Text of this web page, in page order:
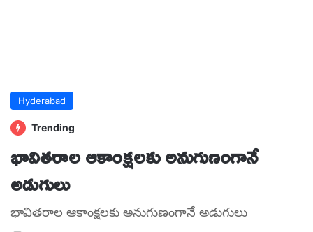
Hyderabad
Trending
భావితరాల ఆకాంక్షలకు అనుగుణంగానే
అడుగులు
భావితరాల ఆకాంక్షలకు అనుగుణంగానే అడుగులు